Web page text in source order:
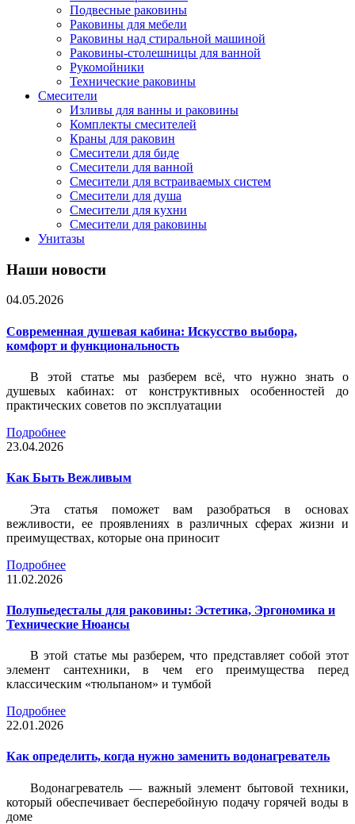
Подвесные раковины
Раковины для мебели
Раковины над стиральной машиной
Раковины-столешницы для ванной
Рукомойники
Технические раковины
Смесители
Изливы для ванны и раковины
Комплекты смесителей
Краны для раковин
Смесители для биде
Смесители для ванной
Смесители для встраиваемых систем
Смесители для душа
Смесители для кухни
Смесители для раковины
Унитазы
Наши новости
04.05.2026
Современная душевая кабина: Искусство выбора,
комфорт и функциональность
В этой статье мы разберем всё, что нужно знать о
душевых кабинах: от конструктивных особенностей до
практических советов по эксплуатации
Подробнее
23.04.2026
Как Быть Вежливым
Эта статья поможет вам разобраться в основах
вежливости, ее проявлениях в различных сферах жизни и
преимуществах, которые она приносит
Подробнее
11.02.2026
Полупьедесталы для раковины: Эстетика, Эргономика и
Технические Нюансы
В этой статье мы разберем, что представляет собой этот
элемент сантехники, в чем его преимущества перед
классическим «тюльпаном» и тумбой
Подробнее
22.01.2026
Как определить, когда нужно заменить водонагреватель
Водонагреватель — важный элемент бытовой техники,
который обеспечивает бесперебойную подачу горячей воды в
доме